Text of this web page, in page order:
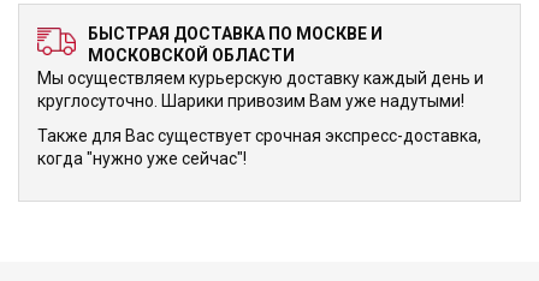
БЫСТРАЯ ДОСТАВКА ПО МОСКВЕ И
МОСКОВСКОЙ ОБЛАСТИ
Мы осуществляем курьерскую доставку каждый день и
круглосуточно. Шарики привозим Вам уже надутыми!
Также для Вас существует срочная экспресс-доставка,
когда "нужно уже сейчас"!